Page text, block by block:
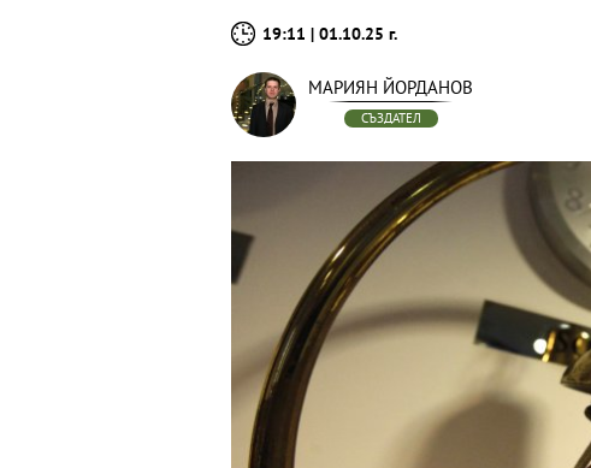
19:11 | 01.10.25 г.
МАРИЯН ЙОРДАНОВ
СЪЗДАТЕЛ